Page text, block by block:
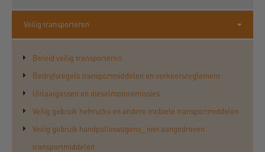
Veilig transporteren
Beleid veilig transporteren
Bedrijfsregels transportmiddelen en verkeersreglement
Uitlaatgassen en dieselmotoremissies
Veilig gebruik heftrucks en andere mobiele transportmiddelen
Veilig gebruik handpalletwagens_ niet aangedreven
transportmiddelen